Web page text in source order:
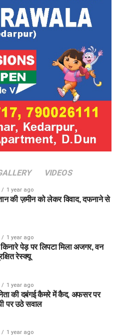
VIDEOS
1 year ago
की ज़मीन को लेकर विवाद, दफनाने से
1 year ago
किनारे पेड़ पर लिपटा मिला अजगर, वन
रेस्क्यू
1 year ago
नेता की दबंगई कैमरे में कैद, अफसर पर
पर उठे सवाल
1 year ago